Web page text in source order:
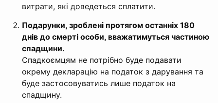
витрати, які доведеться сплатити.
Подарунки, зроблені протягом останніх 180
днів до смерті особи, вважатимуться частиною
спадщини.
Спадкоємцям не потрібно буде подавати
окрему декларацію на податок з дарування та
буде застосовуватись лише податок на
спадщину.